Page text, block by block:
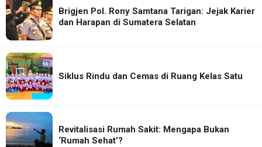
Brigjen Pol. Rony Samtana Tarigan: Jejak Karier
dan Harapan di Sumatera Selatan
Siklus Rindu dan Cemas di Ruang Kelas Satu
Revitalisasi Rumah Sakit: Mengapa Bukan
‘Rumah Sehat’?